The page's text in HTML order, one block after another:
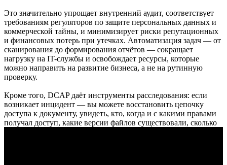
Это значительно упрощает внутренний аудит, соответствует
требованиям регуляторов по защите персональных данных и
коммерческой тайны, и минимизирует риски репутационных
и финансовых потерь при утечках. Автоматизация задач — от
сканирования до формирования отчётов — сокращает
нагрузку на IT-службы и освобождает ресурсы, которые
можно направить на развитие бизнеса, а не на рутинную
проверку.
Кроме того, DCAP даёт инструменты расследования: если
возникает инцидент — вы можете восстановить цепочку
доступа к документу, увидеть, кто, когда и с какими правами
получал доступ, какие версии файлов существовали, сколько